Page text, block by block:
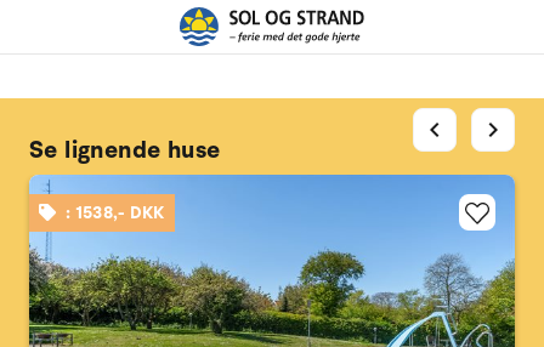
Se lignende huse
: 1538,- DKK
chevron_left chevron_right